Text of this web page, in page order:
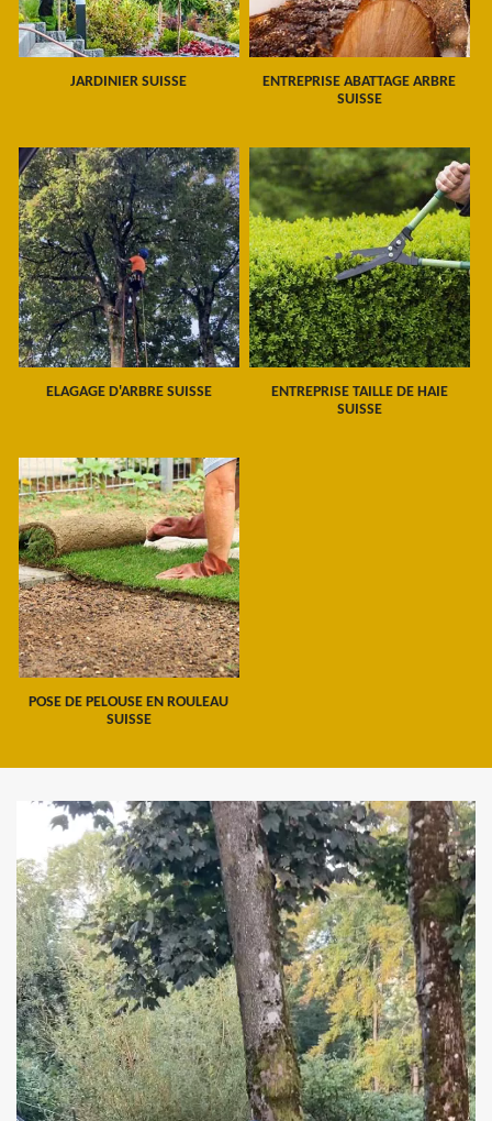
JARDINIER SUISSE
ENTREPRISE ABATTAGE ARBRE
SUISSE
ELAGAGE D'ARBRE SUISSE
ENTREPRISE TAILLE DE HAIE
SUISSE
POSE DE PELOUSE EN ROULEAU
SUISSE